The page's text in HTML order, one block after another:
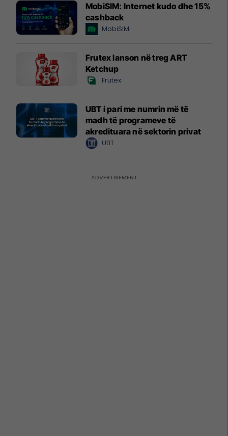
MobiSIM: Internet kudo dhe 15%
cashback
MobiSIM
Frutex lanson në treg ART
Ketchup
Frutex
UBT i pari me numrin më të
madh të programeve të
akredituara në sektorin privat
UBT